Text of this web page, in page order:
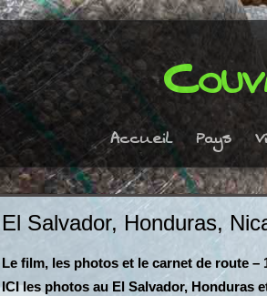
Accueil Pays
El Salvador, Honduras,
Le film, les photos et le carnet de route –
ICI les photos au El Salvador, Honduras